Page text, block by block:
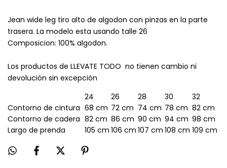
Jean wide leg tiro alto de algodon con pinzas en la parte
trasera. La modelo esta usando talle 26
Composicion: 100% algodon.
Los productos de LLEVATE TODO no tienen cambio ni
devolución sin excepción
24
26 28 30
32
Contorno de cintura 68 cm 72 cm 74 cm 78 cm 82 cm
Contorno de cadera 82 cm 86 cm 90 cm 94 cm 98 cm
Largo de prenda
105 cm 106 cm 107 cm 108 cm 109 cm